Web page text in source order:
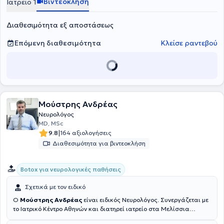
Ιατρείο 1
Διαθεσιμότητα εξ αποστάσεως
Επόμενη διαθεσιμότητα
Κλείσε ραντεβού
Μούστρης Ανδρέας
Νευρολόγος
MD, MSc
9.8|164 αξιολογήσεις
Διαθεσιμότητα για βιντεοκλήση
Botox για νευρολογικές παθήσεις
Σχετικά με τον ειδικό
Ο Μούστρης Ανδρέας είναι ειδικός Νευρολόγος. Συνεργάζεται με
το Ιατρικό Κέντρο Αθηνών και διατηρεί ιατρείο στα Μελίσσια